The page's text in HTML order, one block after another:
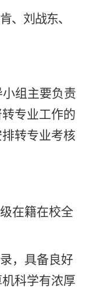
、刘战东、
组主要负责
专业工作的
转专业考核
在籍在校全
，具备良好
科学有浓厚